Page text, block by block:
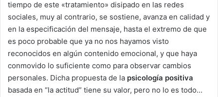
tiempo de este «tratamiento» disipado en las redes
sociales, muy al contrario, se sostiene, avanza en calidad y
en la especificación del mensaje, hasta el extremo de que
es poco probable que ya no nos hayamos visto
reconocidos en algún contenido emocional, y que haya
conmovido lo suficiente como para observar cambios
personales. Dicha propuesta de la psicología positiva
basada en “la actitud” tiene su valor, pero no lo es todo…